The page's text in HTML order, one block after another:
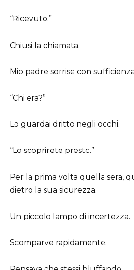
“Ricevuto.”
Chiusi la chiamata.
Mio padre sorrise con
“Chi era?”
Lo guardai dritto negli occhi.
“Lo scoprirete presto.”
Per la prima volta quella sera,
dietro la sua sicurezza.
Un piccolo lampo di incertezza.
Scomparve rapidamente.